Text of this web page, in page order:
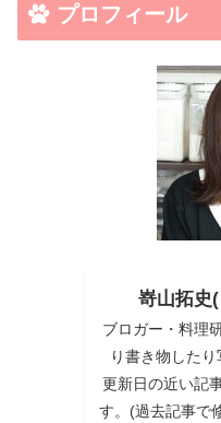
プロフィール
嵜山拓史
ブロガー・料理
り書き物したり
更新日の近い記
す。(過去記事で